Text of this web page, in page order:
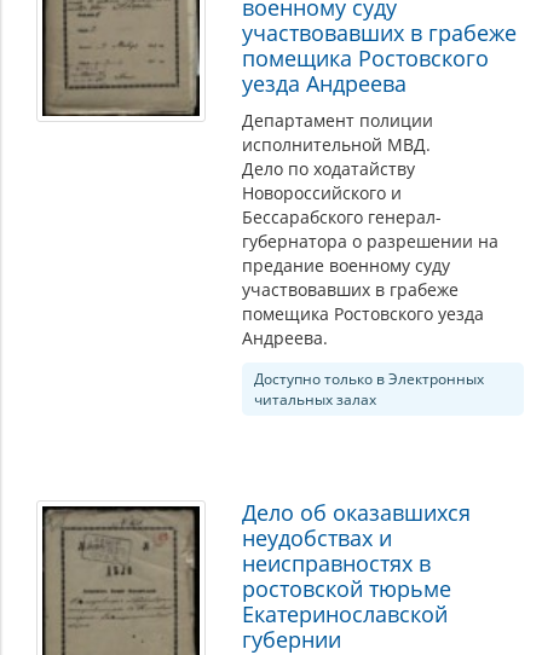
военному суду
участвовавших в грабеже
помещика Ростовского
уезда Андреева
Департамент полиции
исполнительной МВД.
Дело по ходатайству
Новороссийского и
Бессарабского генерал-
губернатора о разрешении на
предание военному суду
участвовавших в грабеже
помещика Ростовского уезда
Андреева.
Доступно только в Электронных
читальных залах
Дело об оказавшихся
неудобствах и
неисправностях в
ростовской тюрьме
Екатеринославской
губернии